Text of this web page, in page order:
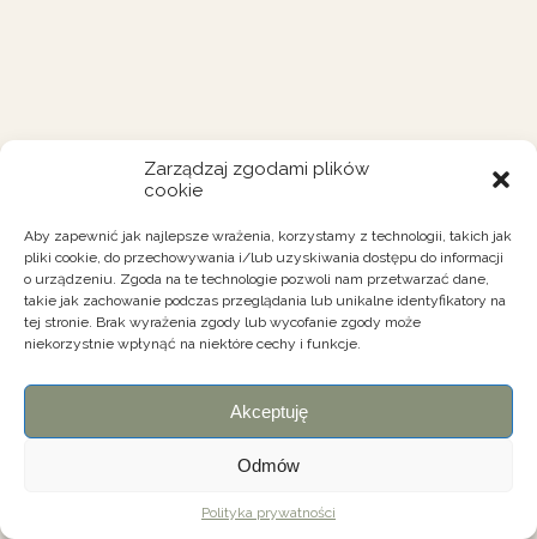
Zarządzaj zgodami plików
cookie
Aby zapewnić jak najlepsze wrażenia, korzystamy z technologii, takich jak
pliki cookie, do przechowywania i/lub uzyskiwania dostępu do informacji
o urządzeniu. Zgoda na te technologie pozwoli nam przetwarzać dane,
takie jak zachowanie podczas przeglądania lub unikalne identyfikatory na
tej stronie. Brak wyrażenia zgody lub wycofanie zgody może
niekorzystnie wpłynąć na niektóre cechy i funkcje.
Akceptuję
Odmów
Polityka prywatności